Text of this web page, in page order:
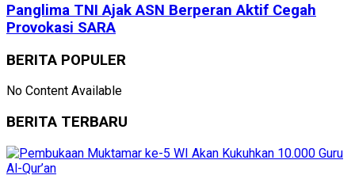
Panglima TNI Ajak ASN Berperan Aktif Cegah
Provokasi SARA
BERITA POPULER
No Content Available
BERITA TERBARU